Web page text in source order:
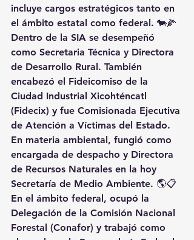
incluye cargos estratégicos tanto en
el ámbito estatal como federal. 🐄🌽
Dentro de la SIA se desempeñó
como Secretaria Técnica y Directora
de Desarrollo Rural. También
encabezó el Fideicomiso de la
Ciudad Industrial Xicohténcatl
(Fidecix) y fue Comisionada Ejecutiva
de Atención a Víctimas del Estado.
En materia ambiental, fungió como
encargada de despacho y Directora
de Recursos Naturales en la hoy
Secretaría de Medio Ambiente. 🌎📋
En el ámbito federal, ocupó la
Delegación de la Comisión Nacional
Forestal (Conafor) y trabajó como